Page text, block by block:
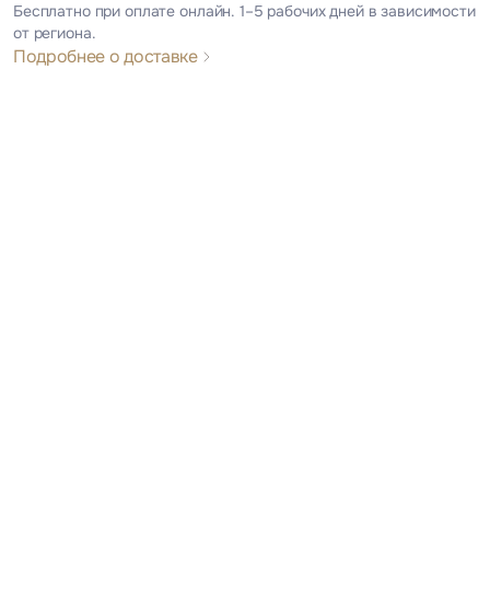
Бесплатно при оплате онлайн. 1–5 рабочих дней в зависимости
от региона.
Подробнее о доставке